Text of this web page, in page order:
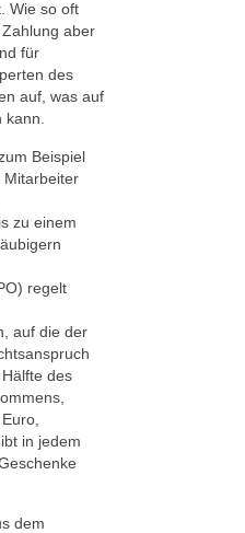
Wie so oft
aber
für
des
auf, was auf
Beispiel
Mitarbeiter
zu einem
regelt
auf die der
des
in jedem
dem